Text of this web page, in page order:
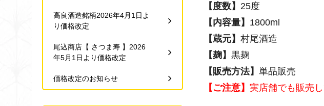
【度数】 25度
【内容量】 1800ml
【蔵元】 村尾酒造
【麹】 黒麹
【販売方法】 単品販売
【ご注意】 実店舗でも販売
高良酒造銘柄2026年4月1日よ
り価格改定
尾込商店【 さつま寿 】2026
年5月1日より価格改定
価格改定のお知らせ